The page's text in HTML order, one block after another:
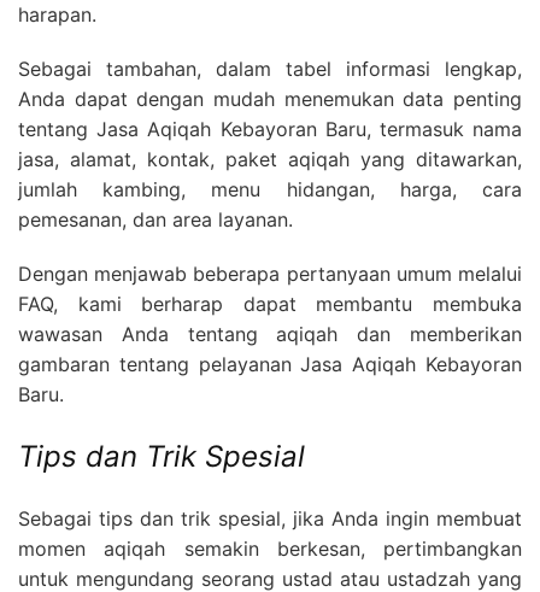
harapan.
Sebagai tambahan, dalam tabel informasi lengkap,
Anda dapat dengan mudah menemukan data penting
tentang Jasa Aqiqah Kebayoran Baru, termasuk nama
jasa, alamat, kontak, paket aqiqah yang ditawarkan,
jumlah kambing, menu hidangan, harga, cara
pemesanan, dan area layanan.
Dengan menjawab beberapa pertanyaan umum melalui
FAQ, kami berharap dapat membantu membuka
wawasan Anda tentang aqiqah dan memberikan
gambaran tentang pelayanan Jasa Aqiqah Kebayoran
Baru.
Tips dan Trik Spesial
Sebagai tips dan trik spesial, jika Anda ingin membuat
momen aqiqah semakin berkesan, pertimbangkan
untuk mengundang seorang ustad atau ustadzah yang